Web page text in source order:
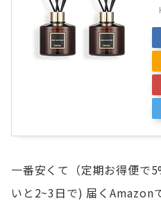
一番安くて（定期お得便で
いと2~3日で) 届くAmazon